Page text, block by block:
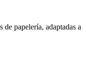
de papelería, adaptadas a